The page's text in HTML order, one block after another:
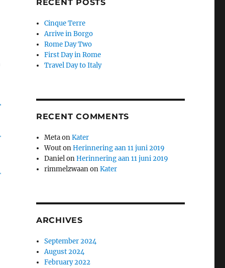
RECENT POSTS
Cinque Terre
Arrive in Borgo
Rome Day Two
First Day in Rome
Travel Day to Italy
RECENT COMMENTS
MetaonKater
WoutonHerinnering aan 11 juni 2019
DanielonHerinnering aan 11 juni 2019
rimmelzwaanonKater
ARCHIVES
September 2024
August 2024
February 2022